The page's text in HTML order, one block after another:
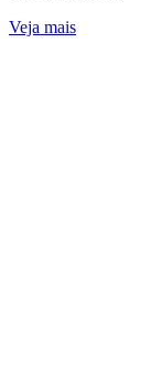
Veja mais